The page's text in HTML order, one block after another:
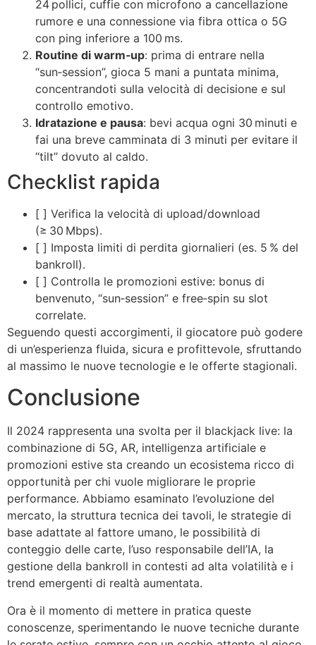
24 pollici, cuffie con microfono a cancellazione
rumore e una connessione via fibra ottica o 5G
con ping inferiore a 100 ms.
Routine di warm‑up: prima di entrare nella
“sun‑session”, gioca 5 mani a puntata minima,
concentrandoti sulla velocità di decisione e sul
controllo emotivo.
Idratazione e pausa: bevi acqua ogni 30 minuti e
fai una breve camminata di 3 minuti per evitare il
“tilt” dovuto al caldo.
Checklist rapida
[ ] Verifica la velocità di upload/download
(≥ 30 Mbps).
[ ] Imposta limiti di perdita giornalieri (es. 5 % del
bankroll).
[ ] Controlla le promozioni estive: bonus di
benvenuto, “sun‑session” e free‑spin su slot
correlate.
Seguendo questi accorgimenti, il giocatore può godere
di un’esperienza fluida, sicura e profittevole, sfruttando
al massimo le nuove tecnologie e le offerte stagionali.
Conclusione
Il 2024 rappresenta una svolta per il blackjack live: la
combinazione di 5G, AR, intelligenza artificiale e
promozioni estive sta creando un ecosistema ricco di
opportunità per chi vuole migliorare le proprie
performance. Abbiamo esaminato l’evoluzione del
mercato, la struttura tecnica dei tavoli, le strategie di
base adattate al fattore umano, le possibilità di
conteggio delle carte, l’uso responsabile dell’IA, la
gestione della bankroll in contesti ad alta volatilità e i
trend emergenti di realtà aumentata.
Ora è il momento di mettere in pratica queste
conoscenze, sperimentando le nuove tecniche durante